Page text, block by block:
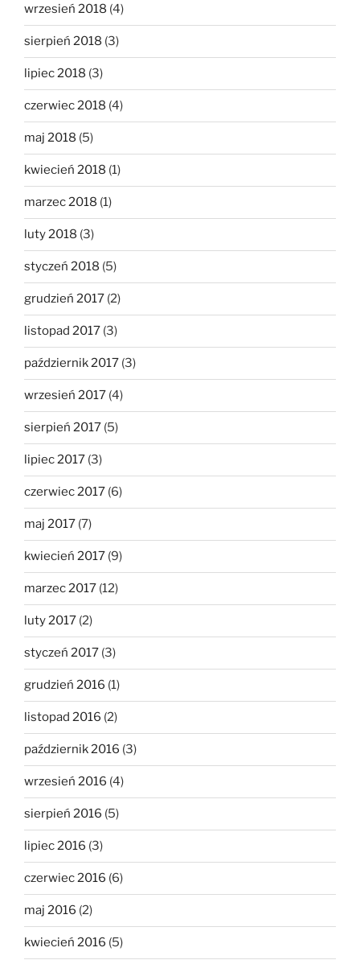
wrzesień 2018 (4)
sierpień 2018 (3)
lipiec 2018 (3)
czerwiec 2018 (4)
maj 2018 (5)
kwiecień 2018 (1)
marzec 2018 (1)
luty 2018 (3)
styczeń 2018 (5)
grudzień 2017 (2)
listopad 2017 (3)
październik 2017 (3)
wrzesień 2017 (4)
sierpień 2017 (5)
lipiec 2017 (3)
czerwiec 2017 (6)
maj 2017 (7)
kwiecień 2017 (9)
marzec 2017 (12)
luty 2017 (2)
styczeń 2017 (3)
grudzień 2016 (1)
listopad 2016 (2)
październik 2016 (3)
wrzesień 2016 (4)
sierpień 2016 (5)
lipiec 2016 (3)
czerwiec 2016 (6)
maj 2016 (2)
kwiecień 2016 (5)